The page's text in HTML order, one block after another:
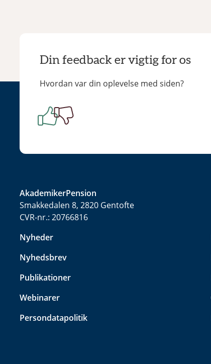
Din feedback er vigtig for os
Hvordan var din oplevelse med siden?
AkademikerPension
Smakkedalen 8, 2820 Gentofte
CVR-nr.: 20766816
Nyheder
Nyhedsbrev
Publikationer
Webinarer
Persondatapolitik